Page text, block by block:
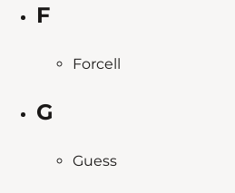
F
Forcell
G
Guess